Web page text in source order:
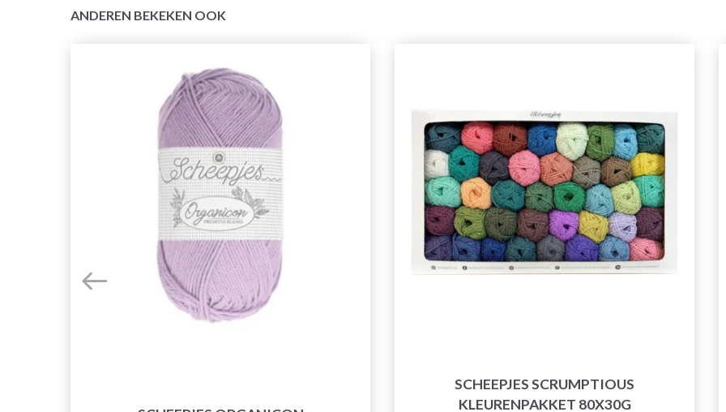
ANDEREN BEKEKEN OOK
SCHEEPJES SCRUMPTIOUS
KLEURENPAKKET 80X30G